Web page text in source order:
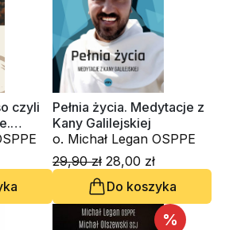
czyli
Pełnia życia. Medytacje z
Kany Galilejskiej
o. Michał Legan OSPPE
29,90 zł 28,00 zł
Do koszyka
%